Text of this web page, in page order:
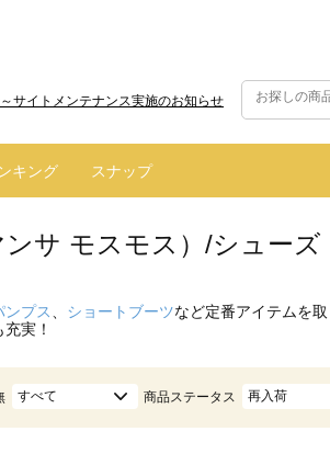
サイトメンテナンス実施のお知らせ
キング スナップ
サ モスモス）/シューズ
ンプス ショートブーツなど定番アイテムを
実！
すべて 商品ステータス 再入荷